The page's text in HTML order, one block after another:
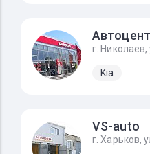
г.
Kia
VS-auto
г. Харьков,